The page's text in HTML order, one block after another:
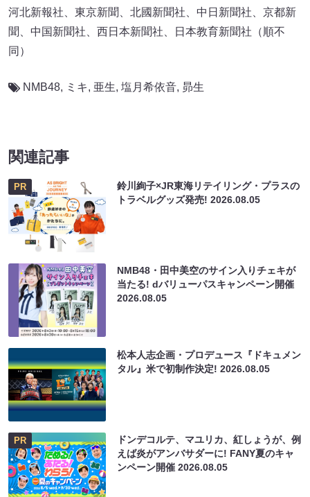
河北新報社、東京新聞、北國新聞社、中日新聞社、京都新
聞、中国新聞社、西日本新聞社、日本教育新聞社（順不
同）
NMB48, ミキ, 亜生, 塩月希依音, 昴生
関連記事
PR
鈴川絢子×JR東海リテイリング・プラスの
トラベルグッズ発売!2026.08.05
NMB48・田中美空のサイン入りチェキが
当たる! dバリューパスキャンペーン開催
2026.08.05
松本人志企画・プロデュース『ドキュメン
タル』米で初制作決定!2026.08.05
PR
ドンデコルテ、マユリカ、紅しょうが、例
えば炎がアンバサダーに! FANY夏のキャ
ンペーン開催2026.08.05